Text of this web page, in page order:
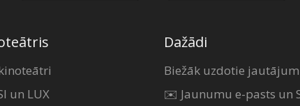
un LUX
Dažādi
Biežāk uzdotie
✉️ Jaunumu e-pasts un